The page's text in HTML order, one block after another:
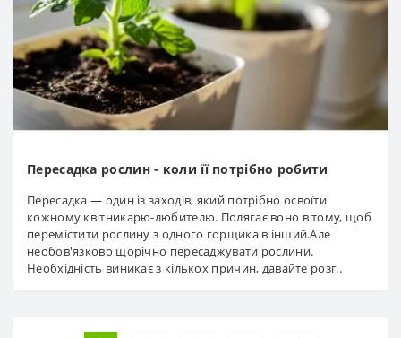
Пересадка рослин - коли її потрібно робити
Пересадка — один із заходів, який потрібно освоїти
кожному квітникарю-любителю. Полягає воно в тому, щоб
перемістити рослину з одного горщика в інший.Але
необов'язково щорічно пересаджувати рослини.
Необхідність виникає з кількох причин, давайте розг..